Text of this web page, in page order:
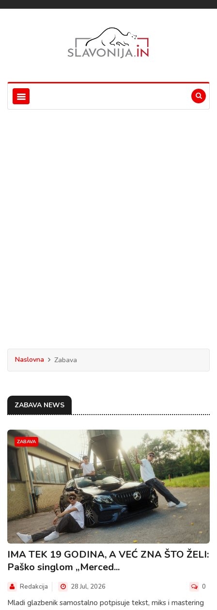
Naslovna Zabava
ZABAVA NEWS
ZABAVA
IMA TEK 19 GODINA, A VEĆ ZNA ŠTO ŽELI:
Paško singlom „Merced...
Redakcija 28 Jul, 2026 0
Mladi glazbenik samostalno potpisuje tekst, miks i mastering